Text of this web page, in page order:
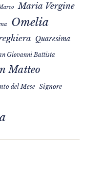
Maria Vergine
Omelia
Quaresima
Giovanni Battista
Matteo
del Mese Signore